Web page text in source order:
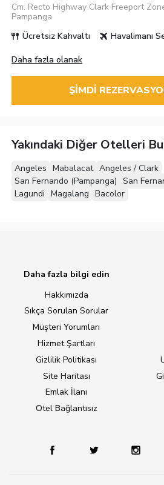
Cm. Recto Highway Clark Freeport
Pampanga
Ücretsiz Kahvaltı
Havalimanı
Daha fazla olanak
ŞIMDI
Yakındaki Diğer Otelleri
Angeles Mabalacat Angeles / Clark
San Fernando (Pampanga) San
Lagundi Magalang Bacolor
Daha fazla bilgi edin
Hakkımızda
Sıkça Sorulan Sorular
Müşteri Yorumları
Hizmet Şartları
Gizlilik Politikası
Site Haritası
Emlak İlanı
Otel Bağlantısız